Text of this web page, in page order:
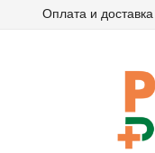
Оплата и доставка